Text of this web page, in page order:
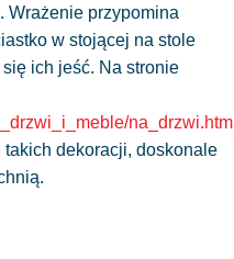
Wrażenie przypomina
w stojącej na stole
ich jeść. Na stronie
dekoracji, doskonale